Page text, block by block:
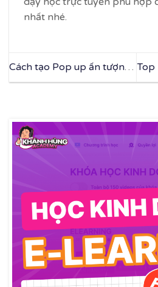
nhất nhé.
Cách tạo Pop up ấn tượng
để kinh doanh khóa học
Top